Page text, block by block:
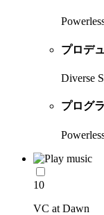
プロデ
Diverse
プログ
10
VC at Dawn